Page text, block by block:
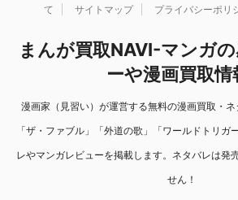
て
サイトマップ プライバシーポリ
まんが買取NAVI-マンガ
ーや漫画買取情
漫画家（見習い）が運営する無料の漫画買取・ネ
「ザ・ファブル」「外道の歌」「ワールドトリガ
レやマンガレビューを掲載します。ネタバレは発
せん！